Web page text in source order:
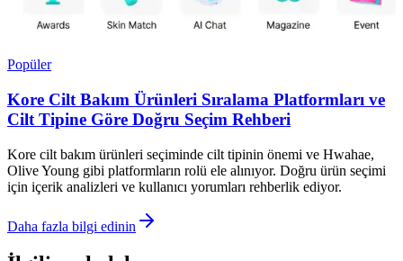
Popüler
Kore Cilt Bakım Ürünleri Sıralama Platformları ve
Cilt Tipine Göre Doğru Seçim Rehberi
Kore cilt bakım ürünleri seçiminde cilt tipinin önemi ve Hwahae,
Olive Young gibi platformların rolü ele alınıyor. Doğru ürün seçimi
için içerik analizleri ve kullanıcı yorumları rehberlik ediyor.
Daha fazla bilgi edinin